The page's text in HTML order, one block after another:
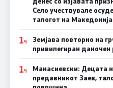
Село учествувале
талогот на Македонија
1Ч
Земјава повторно на
привилегиран
1Ч
Манасиевски: Децата
предавникот Заев,